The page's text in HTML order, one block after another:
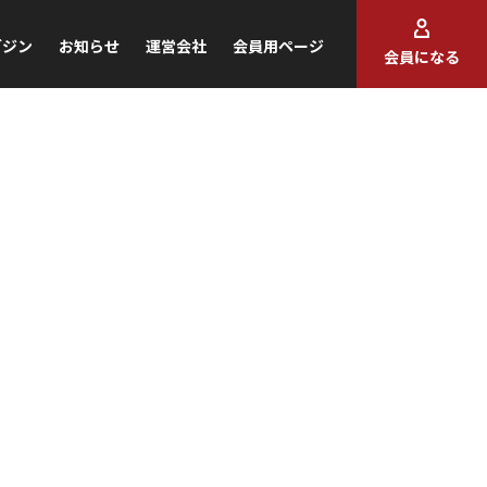
ン お知らせ 運営会社 会員用ページ
会員になる